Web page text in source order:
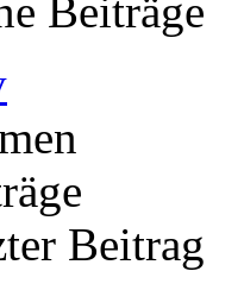
Beiträge
Beitrag